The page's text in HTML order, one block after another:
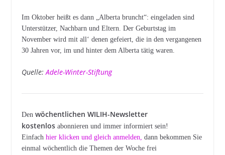
Im Oktober heißt es dann „Alberta bruncht“: eingeladen sind
Unterstützer, Nachbarn und Eltern. Der Geburtstag im
November wird mit all‘ denen gefeiert, die in den vergangenen
30 Jahren vor, im und hinter dem Alberta tätig waren.
Quelle:Adele-Winter-Stiftung
Den wöchentlichen WILIH-Newsletter
kostenlosabonnieren und immer informiert sein!
Einfach hier klicken und gleich anmelden, dann bekommen Sie
einmal wöchentlich die Themen der Woche frei